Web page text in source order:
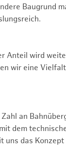
Baugrund
Anteil wird
wir eine
an
dem
uns das Konzept